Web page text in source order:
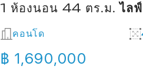
1 ห้องนอน 44 ตร.ม.ไล
คอนโด
฿ 1,690,000